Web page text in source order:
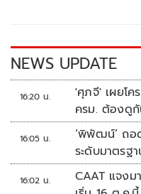
k k
NEWS UPDATE
16:20 น.
'ศุภจี' เผยโค
ครม. ต้องดูกั
16:05 น.
‘พิพัฒน์’ ถอ
ระดับมาตรฐ
16:02 น.
CAAT แจงม